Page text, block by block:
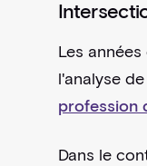
Les
l'analyse
profession
Dans le